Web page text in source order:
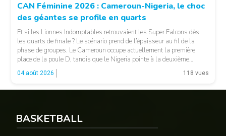
CAN Féminine 2026 : Cameroun-Nigeria, le choc
des géantes se profile en quarts
Et si les Lionnes Indomptables retrouvaient les Super Falcons dès
les quarts de finale ? Le scénario prend de l’épaisseur au fil de la
phase de groupes. Le Cameroun occupe actuellement la première
place de la poule D, tandis que le Nigeria pointe à la deuxième
position du groupe C. Une configuration qui pourrait offrir, […]
04 août 2026 118 vues
BASKETBALL